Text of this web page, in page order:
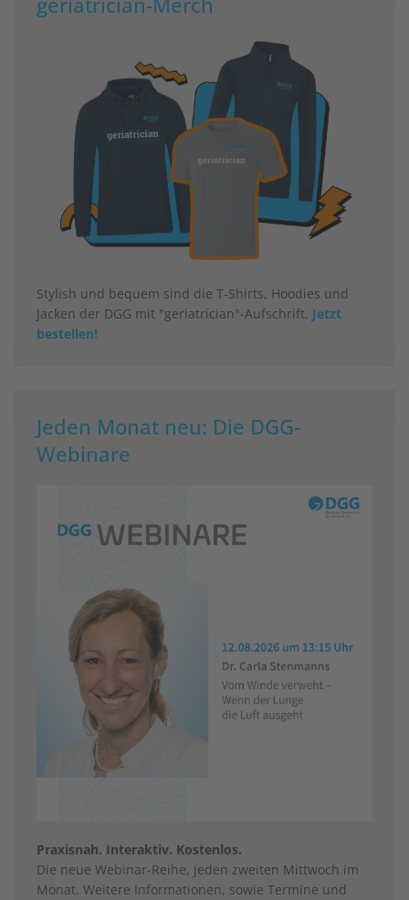
Stylish und bequem sind die T-Shirts, Hoodies und
Jacken der DGG mit "geriatrician"-Aufschrift. Jetzt
bestellen!
Jeden Monat neu: Die DGG-
Webinare
Praxisnah. Interaktiv. Kostenlos.
Die neue Webinar-Reihe, jeden zweiten Mittwoch im
Monat. Weitere Informationen, sowie Termine und